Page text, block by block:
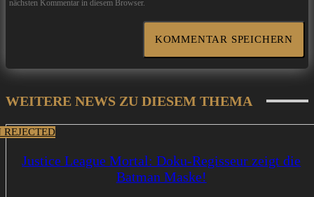
nächsten Kommentar in diesem Browser.
WEITERE NEWS ZU DIESEM THEMA
Justice League Mortal: Doku-Regisseur zeigt die
Batman Maske!